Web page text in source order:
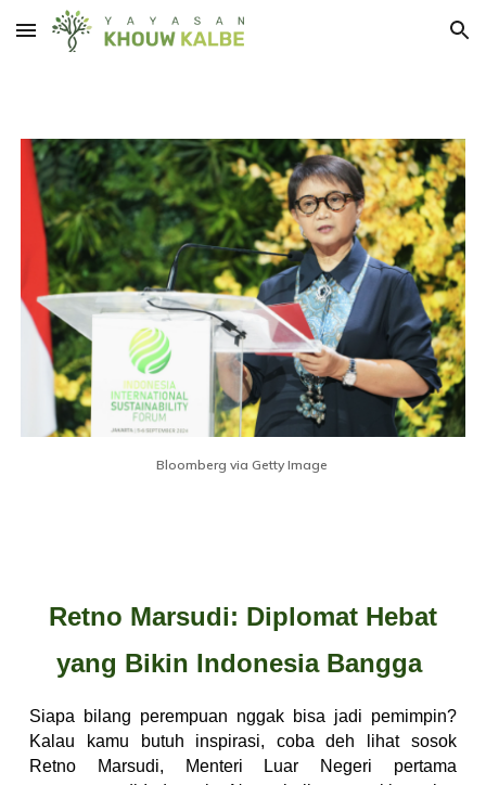
Skip to main content Skip to navigation
Bloomberg via Getty Image
Retno Marsudi: Diplomat Hebat
yang Bikin Indonesia Bangga
Siapa bilang perempuan nggak bisa jadi pemimpin?
Kalau kamu butuh inspirasi, coba deh lihat sosok
Retno Marsudi, Menteri Luar Negeri pertama